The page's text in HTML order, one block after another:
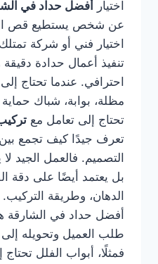
اختيار أفضل حداد في
عن شخص يستطيع قص
اختيار فني أو شركة
تنفيذ أعمال حدادة
احترافي. عندما تحتاج
مظلة، بوابة، شباك
تحتاج إلى تعامل مع
تعرف جيدًا كيف تجمع
التصميم. فالعمل الجيد
بل يعتمد أيضًا على دقة
الدهان، وطريقة التركيب.
أفضل حداد في الشارقة
طلب العميل وتحويله
فمثلًا، أبواب الفلل